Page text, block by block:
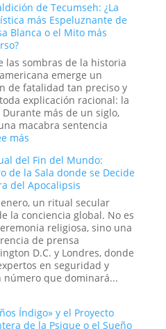
y
Sedujeron
a
Nueva
Era
Ruso
La
Digital
que
de Tecumseh: ¿La
más Espeluznante de
Blanca o el Mito más
las sombras de la historia
emerge un
de fatalidad tan preciso y
explicación racional: la
más de un siglo,
macabra sentencia
más:
Maldición
de
Tecumseh:
¿La
Estadística
más
Espeluznante
de
la
Casa
Blanca
el
Mito
del Fin del Mundo:
de la Sala donde se Decide
del Apocalipsis
enero, un ritual secular
la conciencia global. No es
religiosa, sino una
de prensa
D.C. y Londres, donde
en seguridad y
que dominará...
Índigo» y el Proyecto
de la Psique o el Sueño